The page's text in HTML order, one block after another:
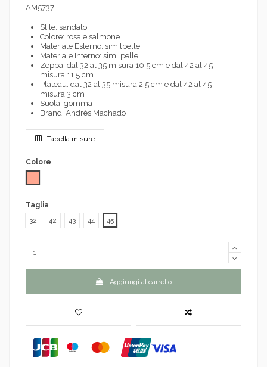
AM5737
Stile: sandalo
Colore: rosa e salmone
Materiale Esterno: similpelle
Materiale Interno: similpelle
Zeppa: dal 32 al 35 misura 10.5 cm e dal 42 al 45
misura 11.5 cm
Plateau: dal 32 al 35 misura 2.5 cm e dal 42 al 45
misura 3 cm
Suola: gomma
Brand: Andrés Machado
Tabella misure
Colore
Taglia
32
42 43 44 45
Aggiungi al carrello